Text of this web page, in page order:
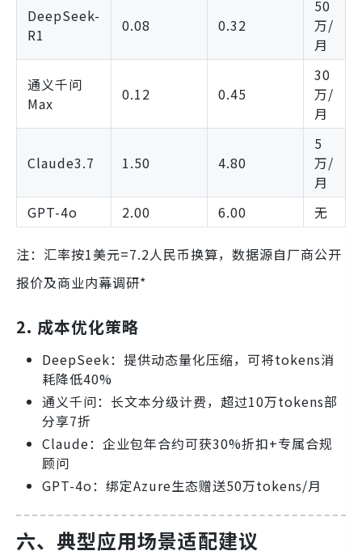
DeepSeek-
R1
0.08 0.32
50
万/
月
通义千问
Max
0.12 0.45
30
万/
月
Claude3.7 1.50 4.80
5
万/
月
GPT-4o
2.00 6.00 无
注：汇率按1美元=7.2人民币换算，数据源自厂商公开
报价及商业内幕调研*
2. 成本优化策略
DeepSeek：提供动态量化压缩，可将tokens消
耗降低40%
通义千问：长文本分级计费，超过10万tokens部
分享7折
Claude：企业包年合约可获30%折扣+专属合规
顾问
GPT-4o：绑定Azure生态赠送50万tokens/月
六、典型应用场景适配建议